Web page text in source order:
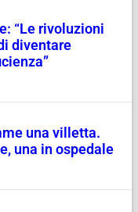
“Le rivoluzioni
diventare
una villetta.
una in ospedale